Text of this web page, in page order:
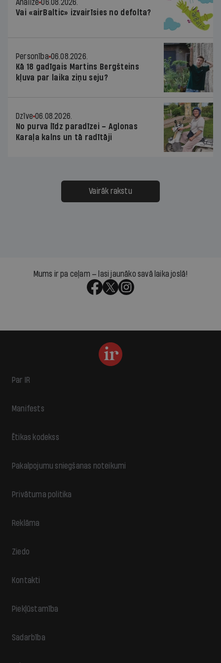
Analīze 06.08.2026.
Vai «airBaltic» izvairīsies no defolta?
Personība 06.08.2026.
Kā 18 gadīgais Martins Bergšteins
kļuva par laika ziņu seju?
Dzīve 06.08.2026.
No purva līdz paradīzei – Aglonas
Karaļa kalns un tā radītāji
Vairāk rakstu
Mums ir pa ceļam — lasi jaunāko savā laika joslā!
Par IR
Manifests
Ētikas kodekss
Pakalpojumu sniegšanas noteikumi
Privātuma politika
Reklāma
Ziedo
Kontakti
Piekļūstamība
Sadarbība